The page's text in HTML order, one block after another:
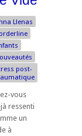
Llenas
post-
vous
ressenti
un
à